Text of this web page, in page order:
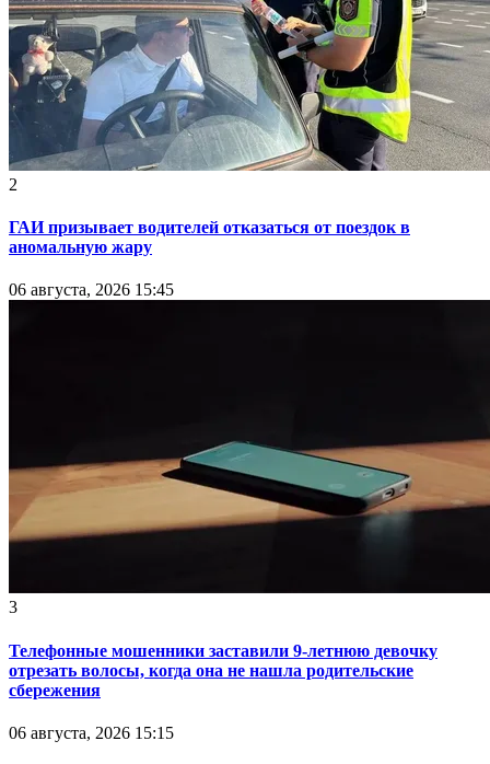
2
ГАИ призывает водителей отказаться от поездок в
аномальную жару
06 августа, 2026 15:45
3
Телефонные мошенники заставили 9-летнюю девочку
отрезать волосы, когда она не нашла родительские
сбережения
06 августа, 2026 15:15